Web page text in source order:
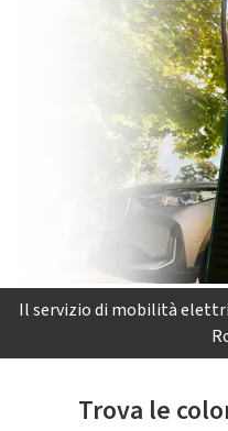
Il servizio di mobilità
Trova le